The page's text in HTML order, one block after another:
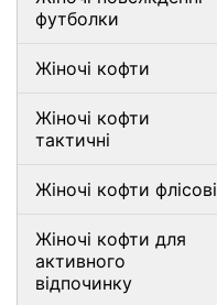
футболки
Жіночі кофти
Жіночі кофти
тактичні
Жіночі кофти флісові
Жіночі кофти для
активного
відпочинку